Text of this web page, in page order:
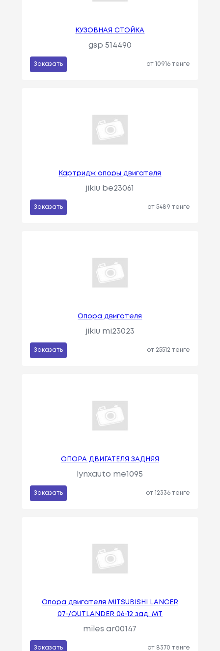
КУЗОВНАЯ СТОЙКА
gsp 514490
Заказать от 10916 тенге
Картридж опоры двигателя
jikiu be23061
Заказать от 5489 тенге
Опора двигателя
jikiu mi23023
Заказать от 25512 тенге
ОПОРА ДВИГАТЕЛЯ ЗАДНЯЯ
lynxauto me1095
Заказать от 12336 тенге
Опора двигателя MITSUBISHI LANCER
07-/OUTLANDER 06-12 зад. MT
miles ar00147
Заказать от 8370 тенге